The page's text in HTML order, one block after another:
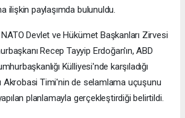
ilişkin paylaşımda bulunuldu.
NATO Devlet ve Hükümet Başkanları Zirvesi
Recep Tayyip Erdoğan'ın, ABD
Külliyesi'nde karşıladığı
Akrobasi Timi'nin de selamlama uçuşunu
planlamayla gerçekleştirdiği belirtildi.